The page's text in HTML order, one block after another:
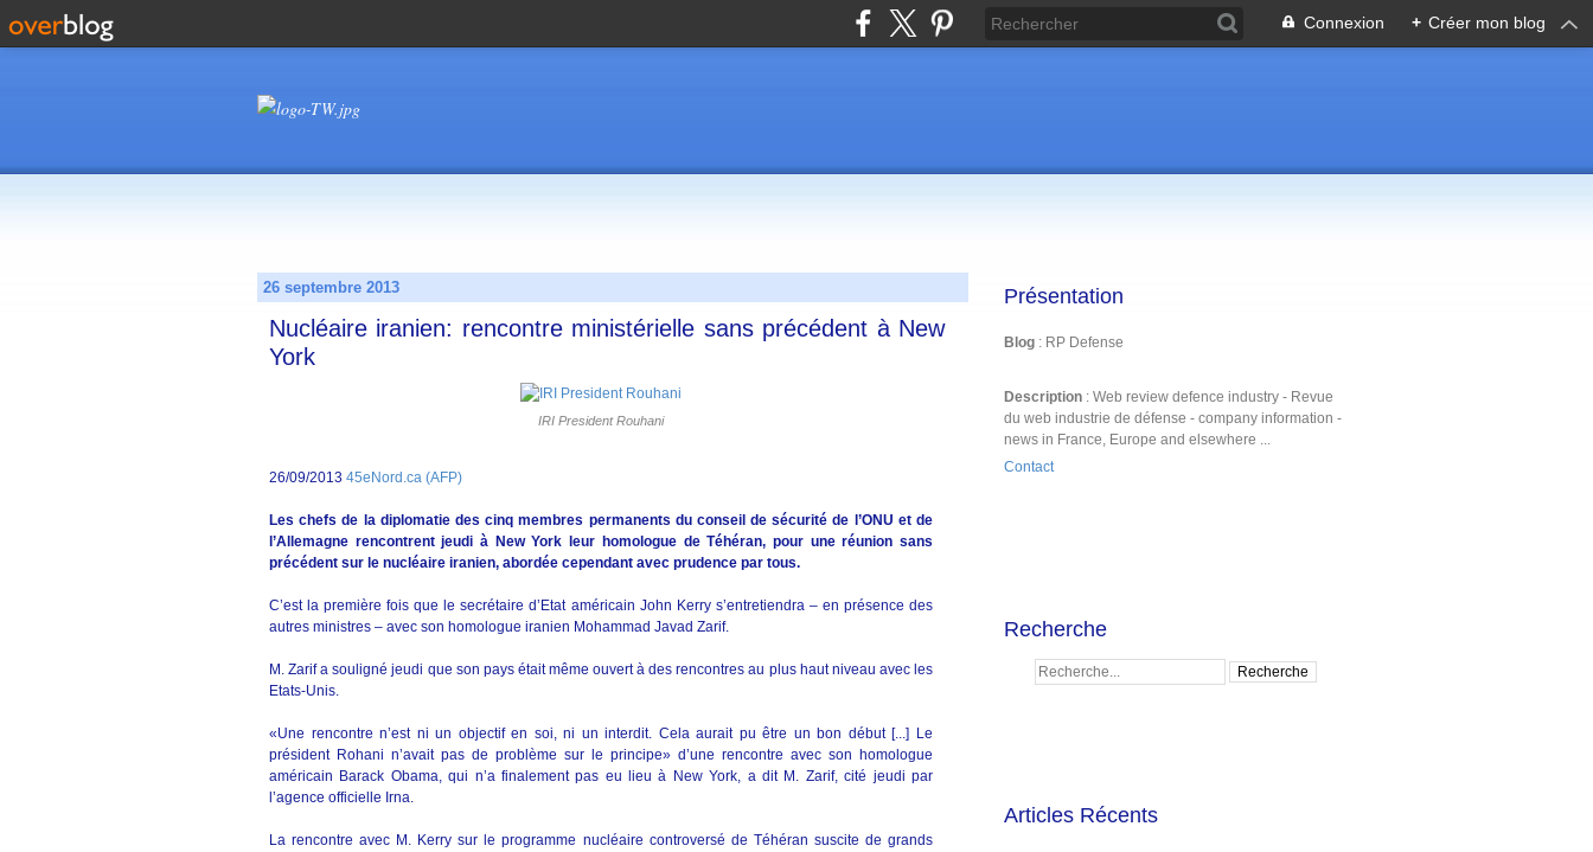
Connexion + Créer mon blog
26 septembre 2013
Nucléaire iranien: rencontre ministérielle sans précédent à New
York
IRI President Rouhani
26/09/2013 45eNord.ca (AFP)
Les chefs de la diplomatie des cinq membres permanents du conseil de sécurité de l’ONU et de
l’Allemagne rencontrent jeudi à New York leur homologue de Téhéran, pour une réunion sans
précédent sur le nucléaire iranien, abordée cependant avec prudence par tous.
C’est la première fois que le secrétaire d’Etat américain John Kerry s’entretiendra – en présence des
autres ministres – avec son homologue iranien Mohammad Javad Zarif.
M. Zarif a souligné jeudi que son pays était même ouvert à des rencontres au plus haut niveau avec les
Etats-Unis.
«Une rencontre n’est ni un objectif en soi, ni un interdit. Cela aurait pu être un bon début [...] Le
président Rohani n’avait pas de problème sur le principe» d’une rencontre avec son homologue
américain Barack Obama, qui n’a finalement pas eu lieu à New York, a dit M. Zarif, cité jeudi par
l’agence officielle Irna.
La rencontre avec M. Kerry sur le programme nucléaire controversé de Téhéran suscite de grands
Présentation
Blog : RP Defense
Description : Web review defence industry - Revue
du web industrie de défense - company information -
news in France, Europe and elsewhere ...
Contact
Recherche
Articles Récents